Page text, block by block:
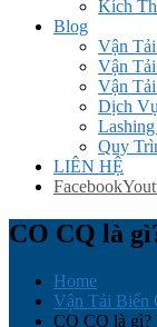
Kích
Blog
Vận
Vận
Vận
Dịch
Quy
LIÊN HỆ
Facebook
CO CQ là
Home
Vận Tải Biển
CO CQ là gì?